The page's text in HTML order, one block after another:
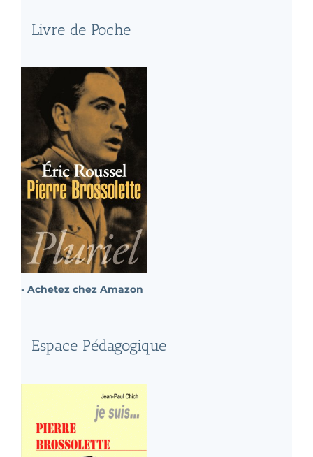
Livre de Poche
- Achetez chez Amazon
Espace Pédagogique